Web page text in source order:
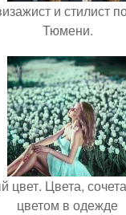
и стилист
Тюмени.
цвет. Цвета,
цветом в одежде